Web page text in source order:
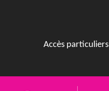
Accès particuliers